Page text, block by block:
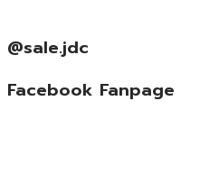
@sale.jdc
Facebook Fanpage